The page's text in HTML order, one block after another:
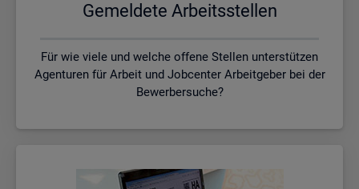
Ge­mel­de­te Ar­beits­stel­len
Für wie viele und welche offene Stellen unterstützen
Agenturen für Arbeit und Jobcenter Arbeitgeber bei der
Bewerbersuche?